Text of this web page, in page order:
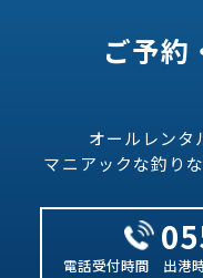
ご予約
オールレンタ
マニアックな釣り
出港